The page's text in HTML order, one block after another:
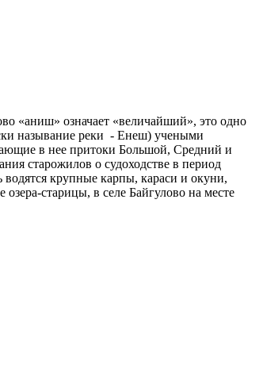
«аниш» означает «величайший», это одно
называние реки - Енеш) учеными
в нее притоки Большой, Средний и
старожилов о судоходстве в период
крупные карпы, караси и окуни,
старицы, в селе Байгулово на месте